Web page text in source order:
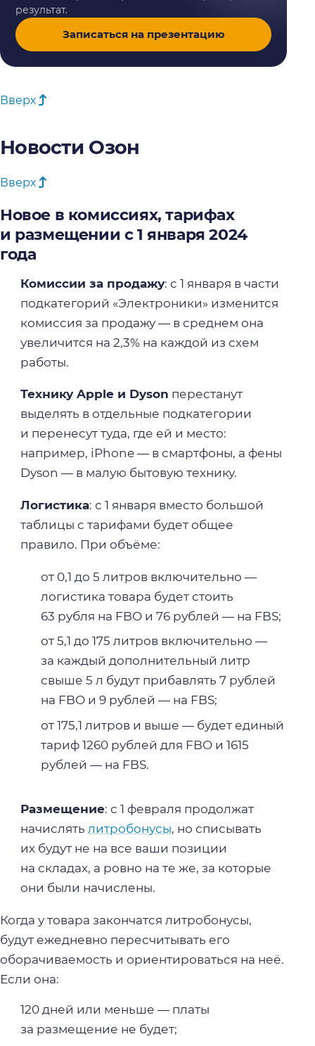
результат.
Записаться на презентацию
Вверх
Новости Озон
Вверх
Новое в комиссиях, тарифах
и размещении с 1 января 2024
года
Комиссии за продажу: с 1 января в части
подкатегорий «Электроники» изменится
комиссия за продажу — в среднем она
увеличится на 2,3% на каждой из схем
работы.
Технику Apple и Dyson перестанут
выделять в отдельные подкатегории
и перенесут туда, где ей и место:
например, iPhone — в смартфоны, а фены
Dyson — в малую бытовую технику.
Логистика: с 1 января вместо большой
таблицы с тарифами будет общее
правило. При объёме:
от 0,1 до 5 литров включительно —
логистика товара будет стоить
63 рубля на FBO и 76 рублей — на FBS;
от 5,1 до 175 литров включительно —
за каждый дополнительный литр
свыше 5 л будут прибавлять 7 рублей
на FBO и 9 рублей — на FBS;
от 175,1 литров и выше — будет единый
тариф 1260 рублей для FBO и 1615
рублей — на FBS.
Размещение: с 1 февраля продолжат
начислять литробонусы, но списывать
их будут не на все ваши позиции
на складах, а ровно на те же, за которые
они были начислены.
Когда у товара закончатся литробонусы,
будут ежедневно пересчитывать его
оборачиваемость и ориентироваться на неё.
Если она:
120 дней или меньше — платы
за размещение не будет;